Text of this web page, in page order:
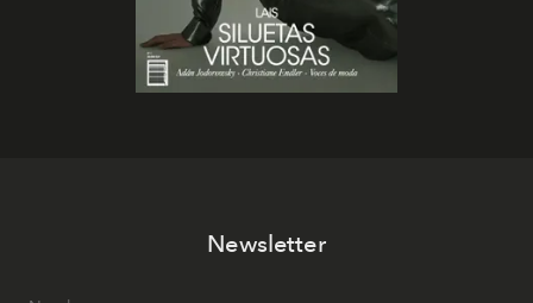
Newsletter